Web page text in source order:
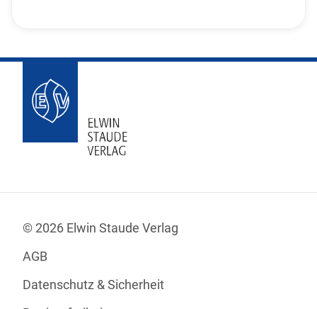
© 2026 Elwin Staude Verlag
AGB
Datenschutz & Sicherheit